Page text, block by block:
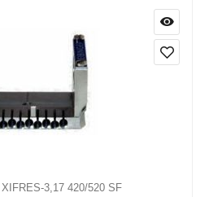
3,17 420/520 SF